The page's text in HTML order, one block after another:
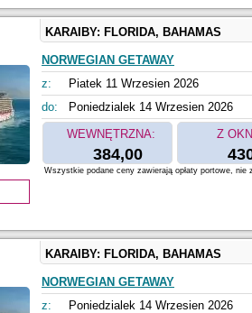
KARAIBY: FLORIDA, BAHAMAS
NORWEGIAN GETAWAY
z:
Piatek 11 Wrzesien 2026
do:
Poniedzialek 14 Wrzesien 2026
WEWNĘTRZNA:
384,00
Z
Wszystkie podane ceny zawierają opłaty portowe,
KARAIBY: FLORIDA, BAHAMAS
NORWEGIAN GETAWAY
z:
Poniedzialek 14 Wrzesien 2026